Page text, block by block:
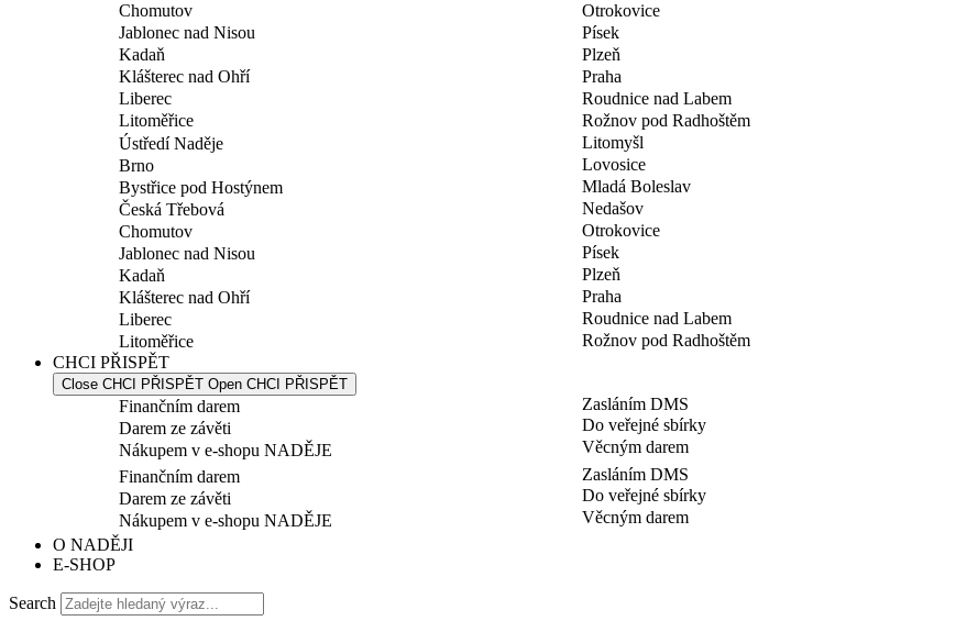
Chomutov
Jablonec nad Nisou
Kadaň
Klášterec nad Ohří
Liberec
Litoměřice
Otrokovice
Písek
Plzeň
Praha
Roudnice nad Labem
Rožnov pod Radhoštěm
Ústředí Naděje
Brno
Bystřice pod Hostýnem
Česká Třebová
Chomutov
Jablonec nad Nisou
Kadaň
Klášterec nad Ohří
Liberec
Litoměřice
Litomyšl
Lovosice
Mladá Boleslav
Nedašov
Otrokovice
Písek
Plzeň
Praha
Roudnice nad Labem
Rožnov pod Radhoštěm
CHCI PŘISPĚT
Close CHCI PŘISPĚT Open CHCI PŘISPĚT
Finančním darem
Darem ze závěti
Nákupem v e-shopu NADĚJE
Zasláním DMS
Do veřejné sbírky
Věcným darem
Finančním darem
Darem ze závěti
Nákupem v e-shopu NADĚJE
Zasláním DMS
Do veřejné sbírky
Věcným darem
O NADĚJI
E-SHOP
Search